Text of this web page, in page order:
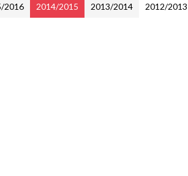
2016 2014/2015 2013/2014 2012/2013